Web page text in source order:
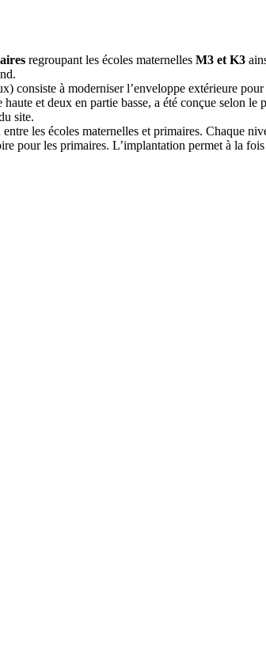
regroupant les écoles maternelles M3 et K3
consiste à moderniser l’enveloppe extérieure
et deux en partie basse, a été conçue selon le
site.
les écoles maternelles et primaires. Chaque
pour les primaires. L’implantation permet à la